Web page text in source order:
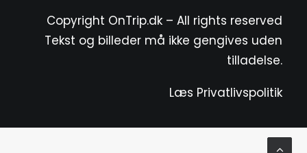
Copyright OnTrip.dk – All rights reserved
Tekst og billeder må ikke gengives uden
tilladelse.
Læs Privatlivspolitik